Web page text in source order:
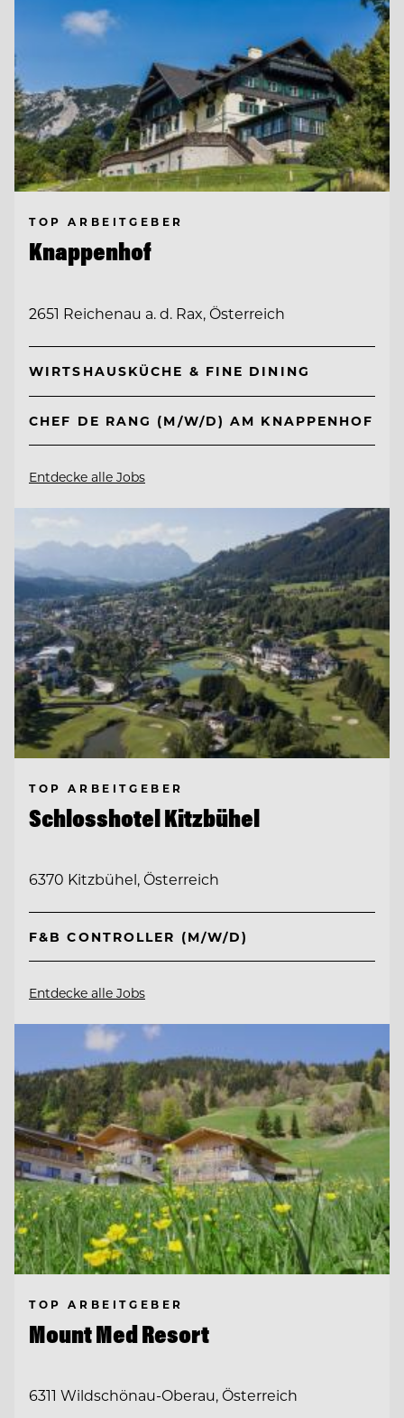
TOP ARBEITGEBER
Knappenhof
2651 Reichenau a. d. Rax, Österreich
WIRTSHAUSKÜCHE & FINE DINING
CHEF DE RANG (M/W/D) AM KNAPPENHOF
Entdecke alle Jobs
TOP ARBEITGEBER
Schlosshotel Kitzbühel
6370 Kitzbühel, Österreich
F&B CONTROLLER (M/W/D)
Entdecke alle Jobs
TOP ARBEITGEBER
Mount Med Resort
6311 Wildschönau-Oberau, Österreich